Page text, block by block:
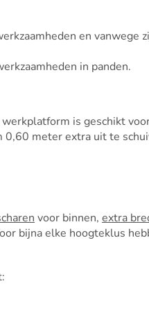
en vanwege
in panden.
is geschikt
0,60 meter extra uit te
voor binnen, extra
bijna elke hoogteklus